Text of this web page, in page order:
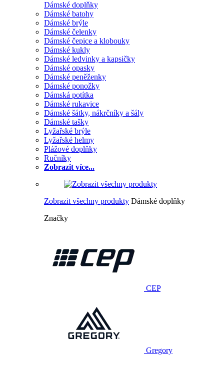
Dámské doplňky
Dámské batohy
Dámské brýle
Dámské čelenky
Dámské čepice a klobouky
Dámské kukly
Dámské ledvinky a kapsičky
Dámské opasky
Dámské peněženky
Dámské ponožky
Dámská potítka
Dámské rukavice
Dámské šátky, nákrčníky a šály
Dámské tašky
Lyžařské brýle
Lyžařské helmy
Plážové doplňky
Ručníky
Zobrazit více...
Zobrazit všechny produkty Dámské doplňky
Značky
CEP
Gregory